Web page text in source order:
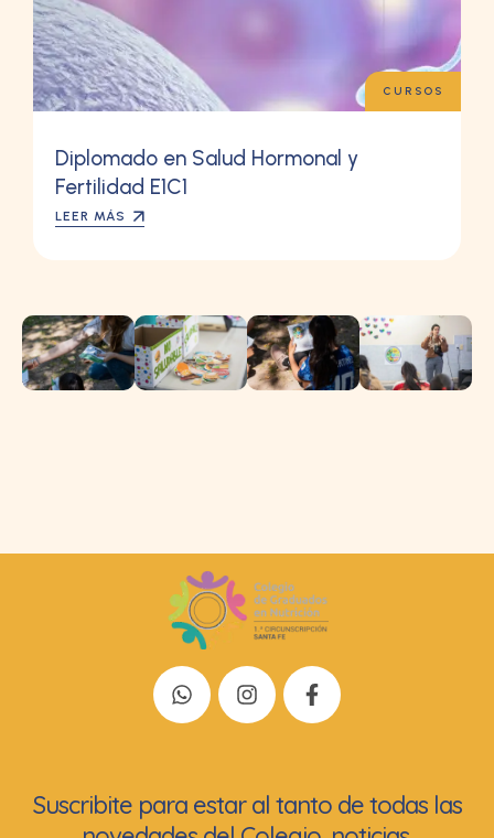
CURSOS
Diplomado en Salud Hormonal y
Fertilidad E1C1
LEER MÁS
Suscribite para estar al tanto de todas las